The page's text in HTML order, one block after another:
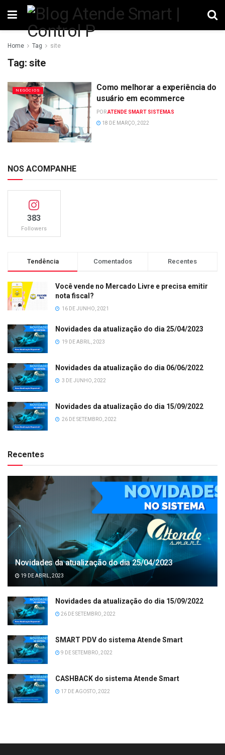
Home Tag site
Tag: site
NEGÓCIOS
Como melhorar a experiência do
usuário em ecommerce
PORATENDE SMART SISTEMAS
18 DE MARÇO, 2022
NOS ACOMPANHE
383
Followers
Tendência Comentados Recentes
Você vende no Mercado Livre e precisa emitir
nota fiscal?
16 DE JUNHO, 2021
Novidades da atualização do dia 25/04/2023
19 DE ABRIL, 2023
Novidades da atualização do dia 06/06/2022
3 DE JUNHO, 2022
Novidades da atualização do dia 15/09/2022
26 DE SETEMBRO, 2022
Recentes
Novidades da atualização do dia 25/04/2023
19 DE ABRIL, 2023
Novidades da atualização do dia 15/09/2022
26 DE SETEMBRO, 2022
SMART PDV do sistema Atende Smart
9 DE SETEMBRO, 2022
CASHBACK do sistema Atende Smart
17 DE AGOSTO, 2022